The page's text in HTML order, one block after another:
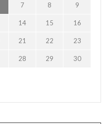
7 8 9
14 15 16
21 22 23
28 29 30